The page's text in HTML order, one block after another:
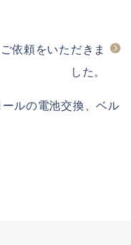
依頼をいただきま
した。
ルの電池交換、ベル